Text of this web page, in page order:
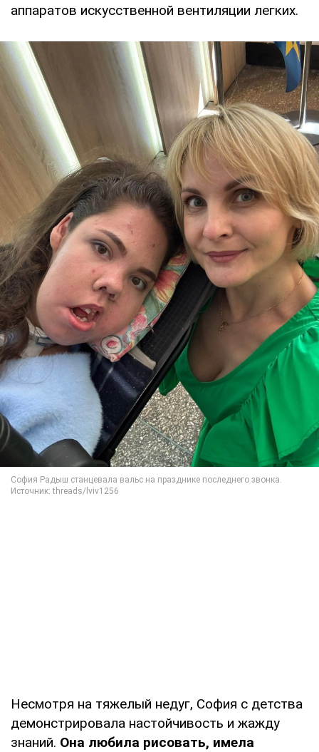
аппаратов искусственной вентиляции легких.
Несмотря на тяжелый недуг, София с детства
демонстрировала настойчивость и жажду
знаний. Она любила рисовать, имела